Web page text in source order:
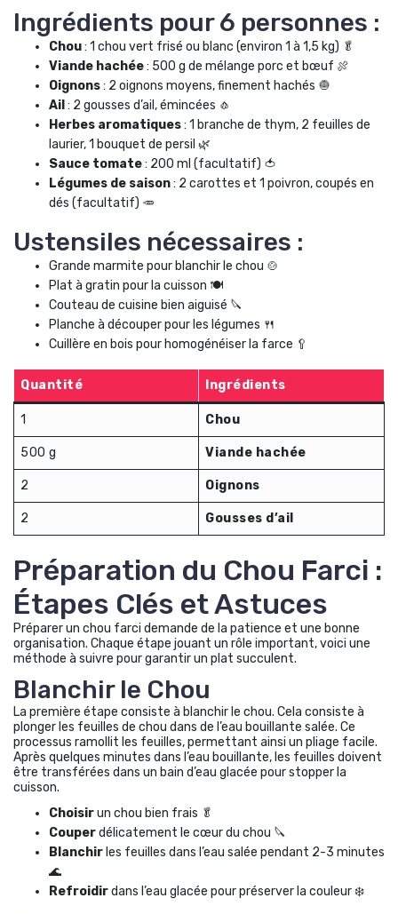
Ingrédients pour 6 personnes :
Chou: 1 chou vert frisé ou blanc (environ 1 à 1,5 kg) 🥬
Viande hachée: 500 g de mélange porc et bœuf 🍖
Oignons: 2 oignons moyens, finement hachés 🧅
Ail : 2 gousses d’ail, émincées 🧄
Herbes aromatiques: 1 branche de thym, 2 feuilles de
laurier, 1 bouquet de persil 🌿
Sauce tomate: 200 ml (facultatif) 🍅
Légumes de saison: 2 carottes et 1 poivron, coupés en
dés (facultatif) 🥕
Ustensiles nécessaires :
Grande marmite pour blanchir le chou 🍲
Plat à gratin pour la cuisson 🍽️
Couteau de cuisine bien aiguisé 🔪
Planche à découper pour les légumes 🍴
Cuillère en bois pour homogénéiser la farce 🥄
Quantité Ingrédients
1 Chou
500 g Viande hachée
2 Oignons
2 Gousses d’ail
Préparation du Chou Farci :
Étapes Clés et Astuces
Préparer un chou farci demande de la patience et une bonne
organisation. Chaque étape jouant un rôle important, voici une
méthode à suivre pour garantir un plat succulent.
Blanchir le Chou
La première étape consiste à blanchir le chou. Cela consiste à
plonger les feuilles de chou dans de l’eau bouillante salée. Ce
processus ramollit les feuilles, permettant ainsi un pliage facile.
Après quelques minutes dans l’eau bouillante, les feuilles doivent
être transférées dans un bain d’eau glacée pour stopper la
cuisson.
Choisirun chou bien frais 🥬
Couperdélicatement le cœur du chou 🔪
Blanchir les feuilles dans l’eau salée pendant 2-3 minutes
🌊
Refroidirdans l’eau glacée pour préserver la couleur ❄️